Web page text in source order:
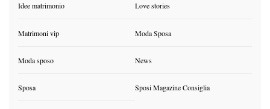
Idee matrimonio Love stories
Matrimoni vip Moda Sposa
Moda sposo News
Sposa Sposi Magazine Consiglia